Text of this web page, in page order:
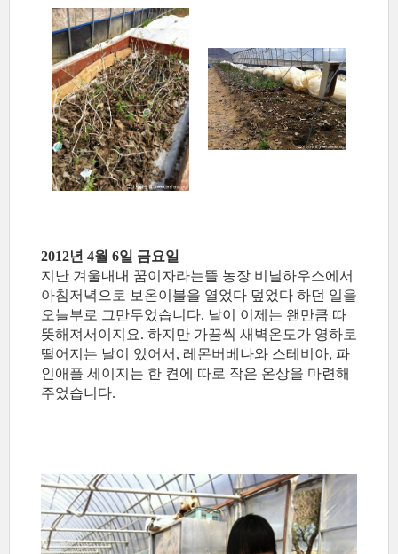
2012년 4월 6일 금요일
지난 겨울내내 꿈이자라는뜰 농장 비닐하우스에서
아침저녁으로 보온이불을 열었다 덮었다 하던 일을
오늘부로 그만두었습니다. 날이 이제는 왠만큼 따
뜻해져서이지요. 하지만 가끔씩 새벽온도가 영하로
떨어지는 날이 있어서, 레몬버베나와 스테비아, 파
인애플 세이지는 한 켠에 따로 작은 온상을 마련해
주었습니다.